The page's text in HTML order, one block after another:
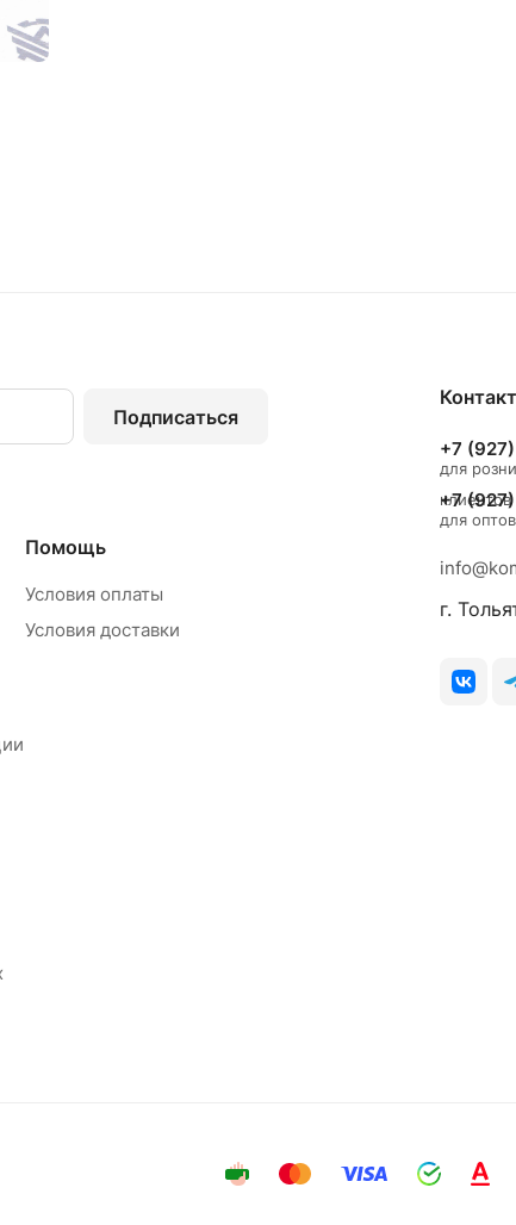
Подписаться
Помощь
Условия оплаты
Условия доставки
+7
для
клиентов
+7
для
г.